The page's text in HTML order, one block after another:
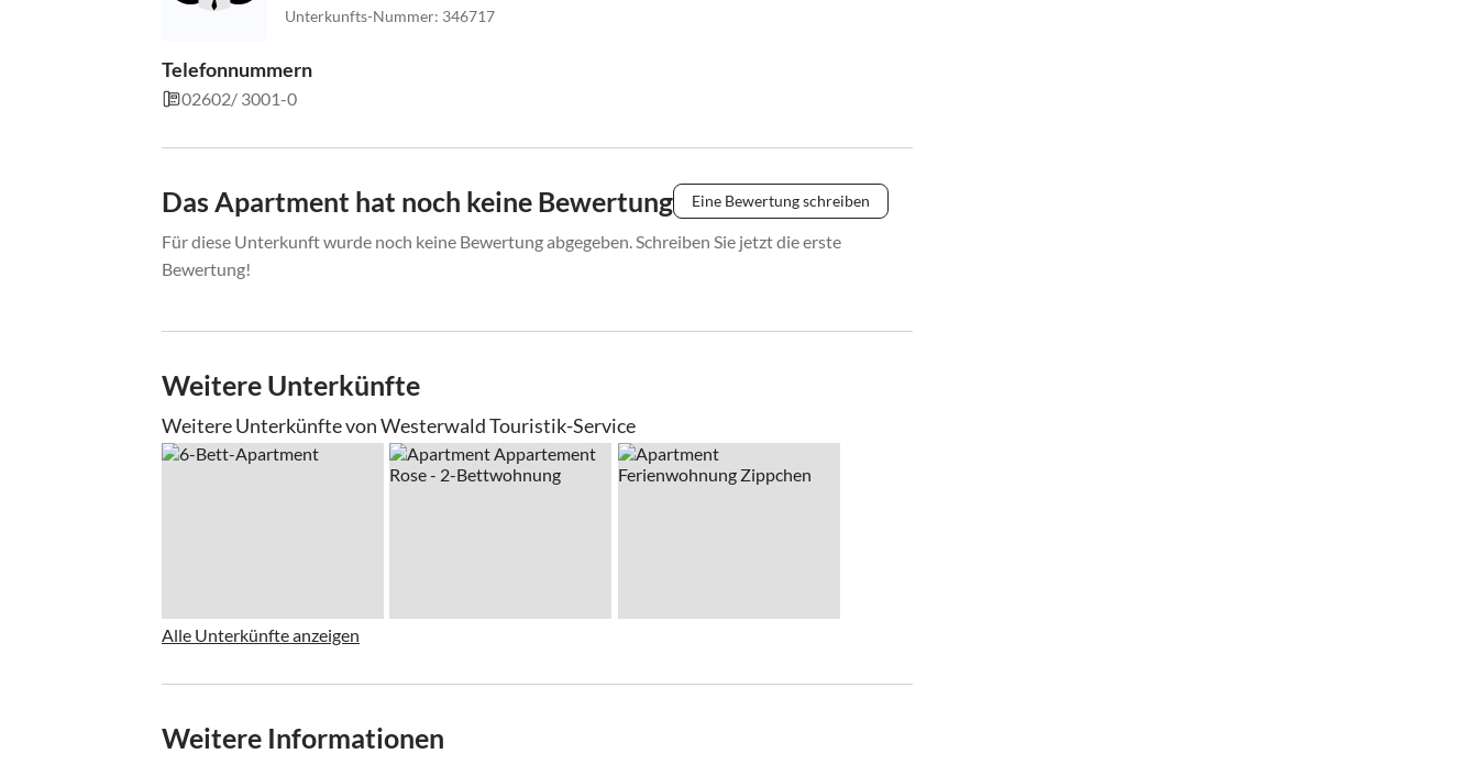
Unterkunfts-Nummer: 346717
Telefonnummern
02602/ 3001-0
Das Apartment hat noch keine Bewertung Eine Bewertung schreiben
Für diese Unterkunft wurde noch keine Bewertung abgegeben. Schreiben Sie jetzt die erste
Bewertung!
Weitere Unterkünfte
Weitere Unterkünfte von Westerwald Touristik-Service
Alle Unterkünfte anzeigen
Weitere Informationen